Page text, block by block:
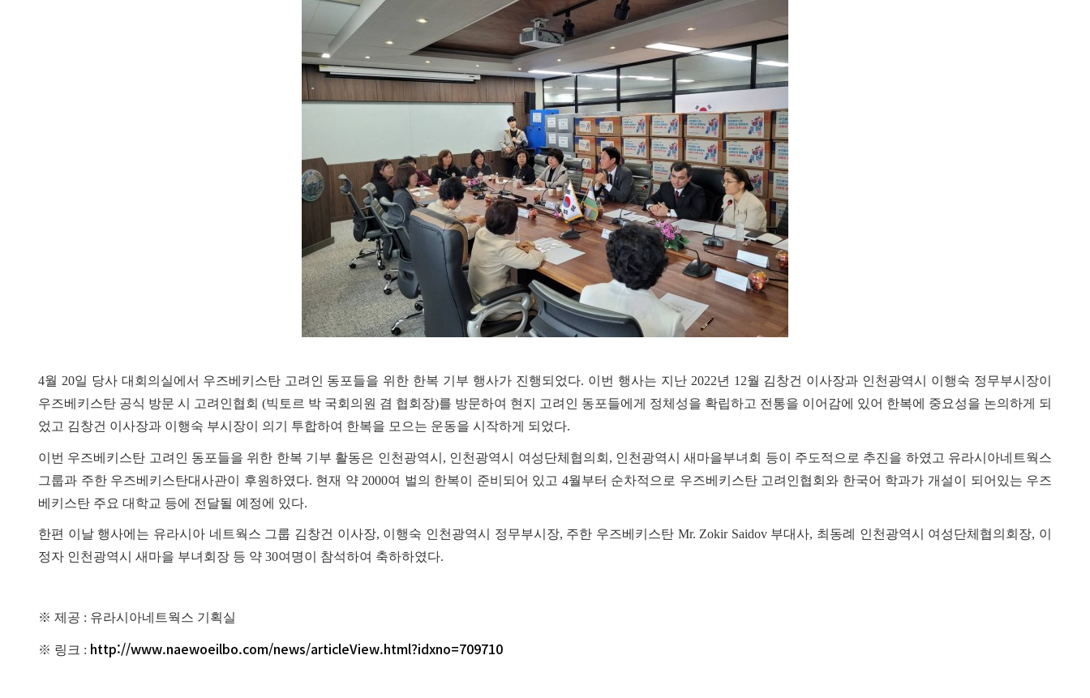
4월 20일 당사 대회의실에서 우즈베키스탄 고려인 동포들을 위한 한복 기부 행사가 진행되었다. 이번 행사는 지난 2022년 12월 김창건 이사장과 인천광역시 이행숙 정무부시장이
우즈베키스탄 공식 방문 시 고려인협회 (빅토르 박 국회의원 겸 협회장)를 방문하여 현지 고려인 동포들에게 정체성을 확립하고 전통을 이어감에 있어 한복에 중요성을 논의하게 되
었고 김창건 이사장과 이행숙 부시장이 의기 투합하여 한복을 모으는 운동을 시작하게 되었다.
이번 우즈베키스탄 고려인 동포들을 위한 한복 기부 활동은 인천광역시 , 인천광역시 여성단체협의회 , 인천광역시 새마을부녀회 등이 주도적으로 추진을 하였고 유라시아네트웍스
그룹과 주한 우즈베키스탄대사관이 후원하였다. 현재 약 2000여 벌의 한복이 준비되어 있고 4월부터 순차적으로 우즈베키스탄 고려인협회와 한국어 학과가 개설이 되어있는 우즈
베키스탄 주요 대학교 등에 전달될 예정에 있다.
한편 이날 행사에는 유라시아 네트웍스 그룹 김창건 이사장, 이행숙 인천광역시 정무부시장, 주한 우즈베키스탄 Mr. Zokir Saidov 부대사, 최동례 인천광역시 여성단체협의회장, 이
정자 인천광역시 새마을 부녀회장 등 약 30여명이 참석하여 축하하였다.
※ 제공 : 유라시아네트웍스 기획실
※ 링크 : http://www.naewoeilbo.com/news/articleView.html?idxno=709710